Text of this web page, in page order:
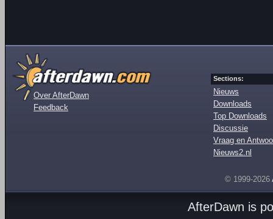
Over AfterDawn
Feedback
Sections:
Nieuws
Downloads
Top Downloads
Discussie
Vraag en
Nieuws2.nl
© 1999-2026
AfterDawn is